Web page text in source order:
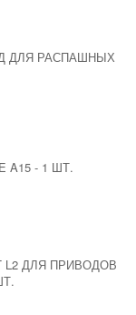
ДЛЯ РАСПАШНЫХ
A15 - 1 ШТ.
L2 ДЛЯ ПРИВОДОВ